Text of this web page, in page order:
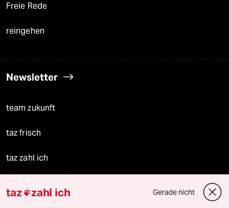
Freie Rede
reingehen
Newsletter
team zukunft
taz frisch
taz zahl ich
taz zahl ich Gerade nicht